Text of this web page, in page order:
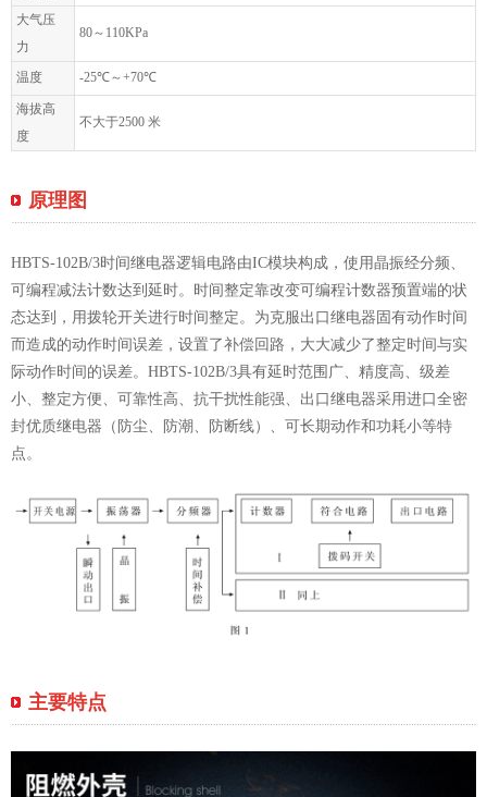
大气压
力
80～110KPa
温度 -25℃～+70℃
海拔高
度
不大于2500 米
原理图
HBTS-102B/3时间继电器逻辑电路由IC模块构成，使用晶振经分频、
可编程减法计数达到延时。时间整定靠改变可编程计数器预置端的状
态达到，用拨轮开关进行时间整定。为克服出口继电器固有动作时间
而造成的动作时间误差，设置了补偿回路，大大减少了整定时间与实
际动作时间的误差。HBTS-102B/3具有延时范围广、精度高、级差
小、整定方便、可靠性高、抗干扰性能强、出口继电器采用进口全密
封优质继电器（防尘、防潮、防断线）、可长期动作和功耗小等特
点。
主要特点